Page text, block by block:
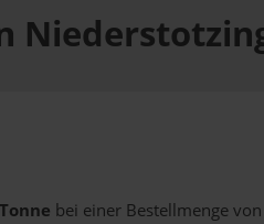
bei einer Bestellmenge